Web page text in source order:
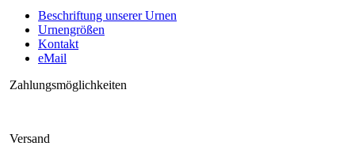
Beschriftung unserer Urnen
Urnengrößen
Kontakt
eMail
Zahlungsmöglichkeiten
Versand